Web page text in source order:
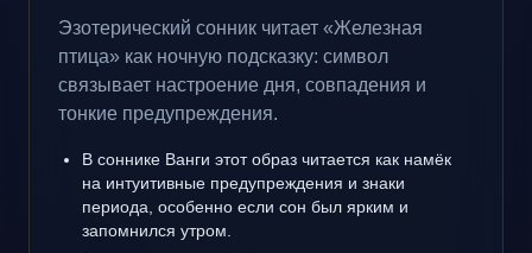
Эзотерический сонник читает «Железная
птица» как ночную подсказку: символ
связывает настроение дня, совпадения и
тонкие предупреждения.
В соннике Ванги этот образ читается как намёк
на интуитивные предупреждения и знаки
периода, особенно если сон был ярким и
запомнился утром.